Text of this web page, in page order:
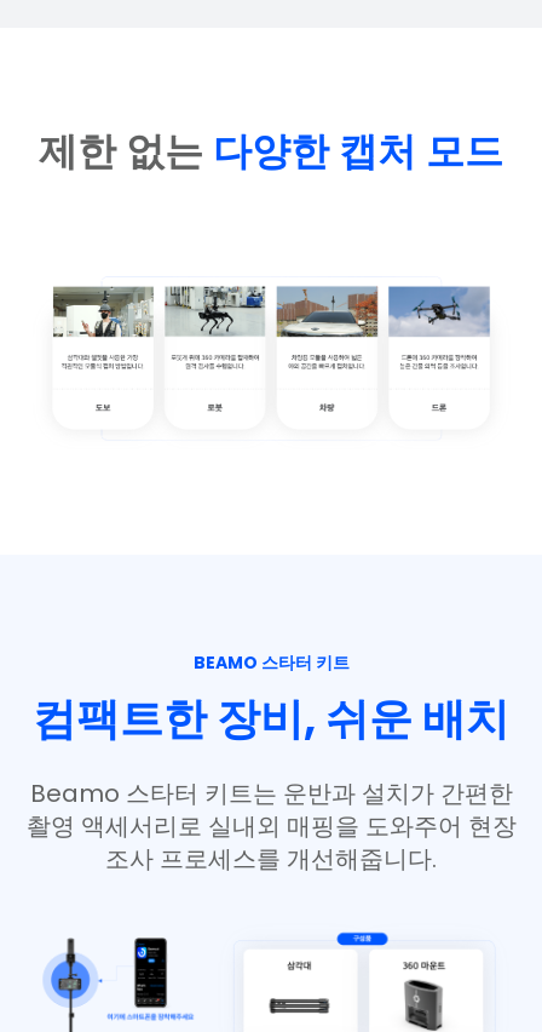
제한 없는 다양한 캡처 모드
BEAMO 스타터 키트
컴팩트한 장비, 쉬운 배치
Beamo 스타터 키트는 운반과 설치가 간편한
촬영 액세서리로 실내외 매핑을 도와주어 현장
조사 프로세스를 개선해줍니다.